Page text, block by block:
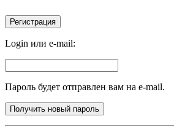
Login или e-mail:
Пароль будет отправлен вам на e-mail.